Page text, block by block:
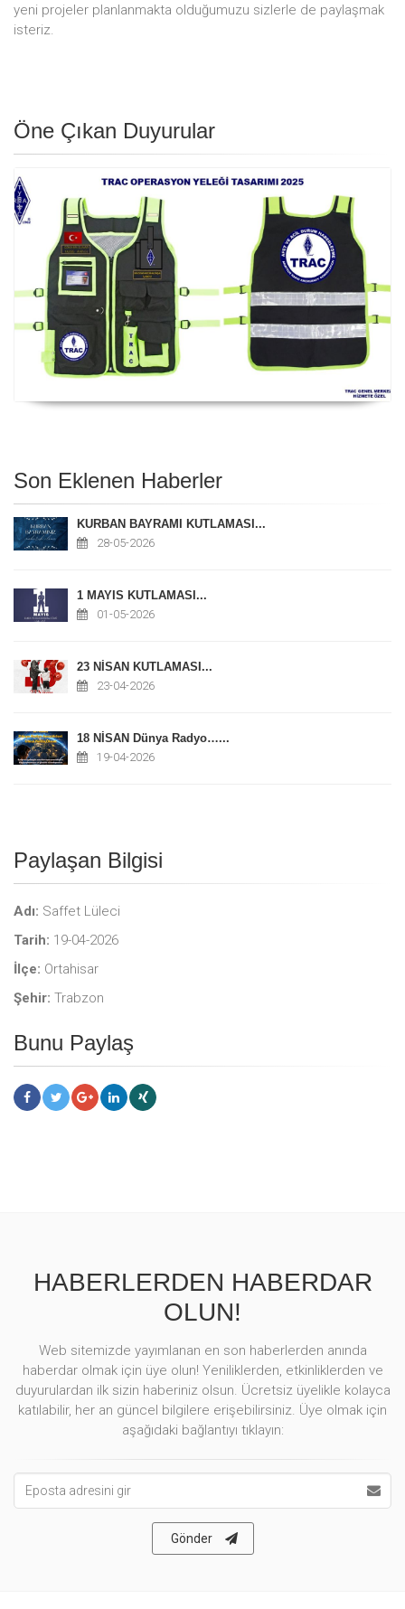
yeni projeler planlanmakta olduğumuzu sizlerle de paylaşmak
isteriz.
Öne Çıkan Duyurular
Son Eklenen Haberler
KURBAN BAYRAMI KUTLAMASI...
28-05-2026
1 MAYIS KUTLAMASI...
01-05-2026
23 NİSAN KUTLAMASI...
23-04-2026
18 NİSAN Dünya Radyo…...
19-04-2026
Paylaşan Bilgisi
Adı: Saffet Lüleci
Tarih: 19-04-2026
İlçe: Ortahisar
Şehir: Trabzon
Bunu Paylaş
HABERLERDEN HABERDAR
OLUN!
Web sitemizde yayımlanan en son haberlerden anında
haberdar olmak için üye olun! Yeniliklerden, etkinliklerden ve
duyurulardan ilk sizin haberiniz olsun. Ücretsiz üyelikle kolayca
katılabilir, her an güncel bilgilere erişebilirsiniz. Üye olmak için
aşağıdaki bağlantıyı tıklayın:
Gönder